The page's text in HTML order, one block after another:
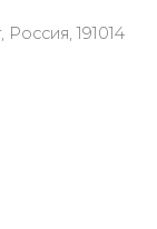
191014